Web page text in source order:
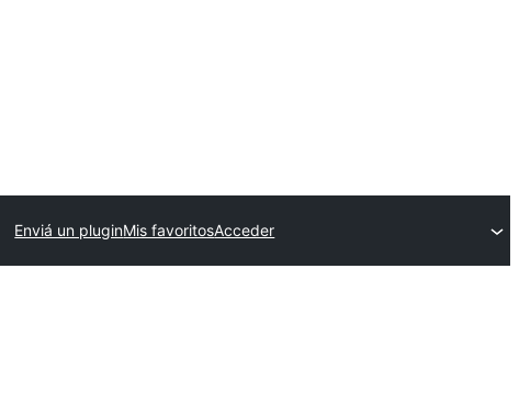
Enviá un pluginMis favoritosAcceder